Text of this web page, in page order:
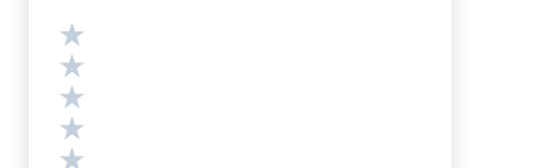
Valutazione